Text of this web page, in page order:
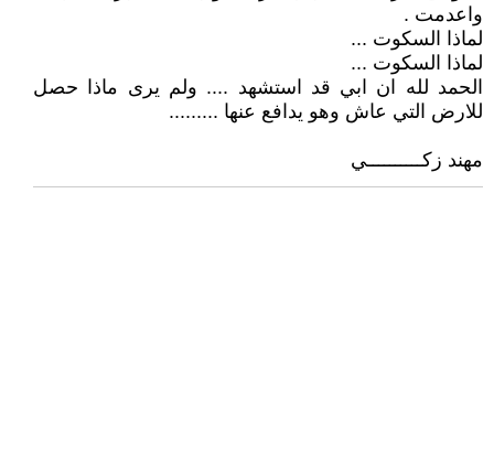
واعدمت .
لماذا السكوت ...
لماذا السكوت ...
الحمد لله ان ابي قد استشهد .... ولم يرى ماذا حصل
للارض التي عاش وهو يدافع عنها .........
مهند زكــــــــــي